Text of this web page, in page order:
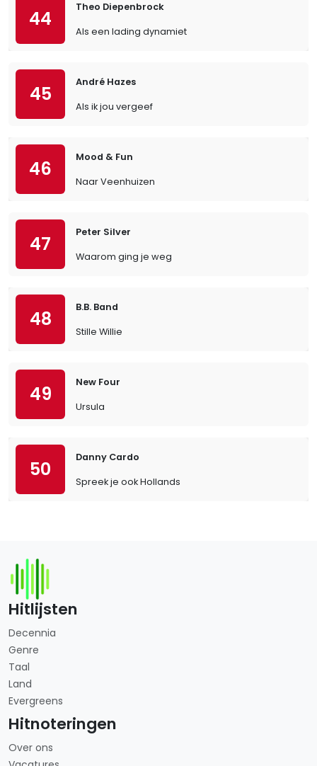
44
Theo Diepenbrock
Als een lading dynamiet
45
André Hazes
Als ik jou vergeef
46
Mood & Fun
Naar Veenhuizen
47
Peter Silver
Waarom ging je weg
48
B.B. Band
Stille Willie
49
New Four
Ursula
50
Danny Cardo
Spreek je ook Hollands
Hitlijsten
Decennia
Genre
Taal
Land
Evergreens
Hitnoteringen
Over ons